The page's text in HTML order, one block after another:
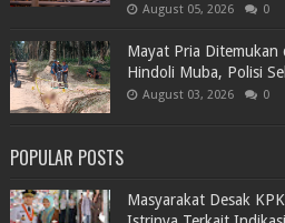
August 05, 2026 0
Mayat Pria Ditemukan
Hindoli Muba, Polisi
August 03, 2026 0
POPULAR POSTS
Masyarakat Desak